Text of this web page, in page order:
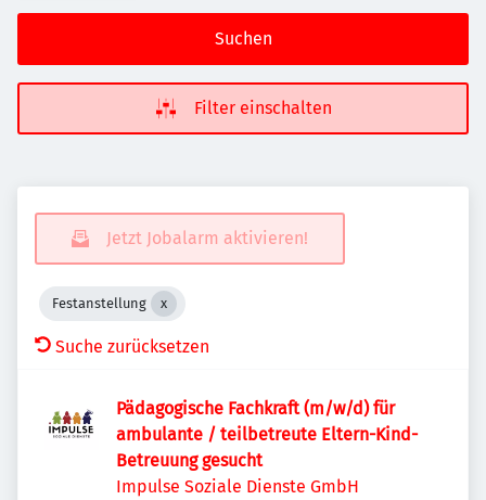
Suchen
Filter einschalten
Jetzt Jobalarm aktivieren!
Festanstellung
Suche zurücksetzen
Pädagogische Fachkraft (m/w/d) für
ambulante / teilbetreute Eltern-Kind-
Betreuung gesucht
Impulse Soziale Dienste GmbH